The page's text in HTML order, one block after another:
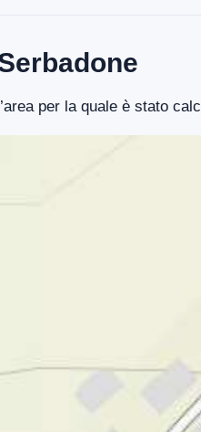
per la quale è stato